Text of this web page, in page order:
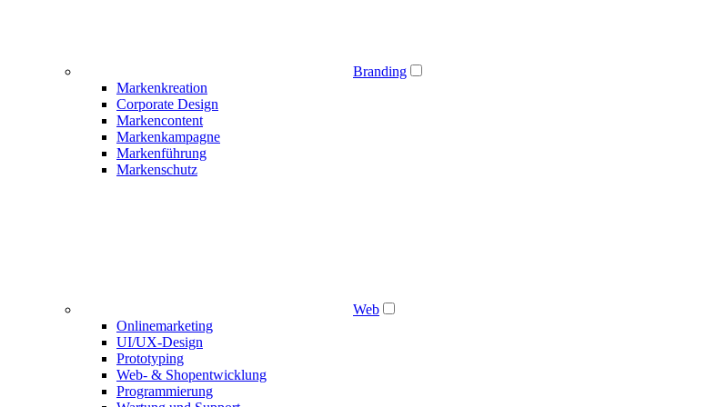
Branding
Markenkreation
Corporate Design
Markencontent
Markenkampagne
Markenführung
Markenschutz
Web
Onlinemarketing
UI/UX-Design
Prototyping
Web- & Shopentwicklung
Programmierung